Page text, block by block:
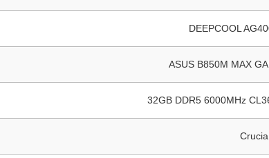
DEEPCOOL
ASUS B850M MAX
32GB DDR5 6000MHz